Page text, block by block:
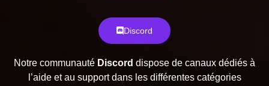
Discord
Notre communauté Discord dispose de canaux dédiés à
l’aide et au support dans les différentes catégories